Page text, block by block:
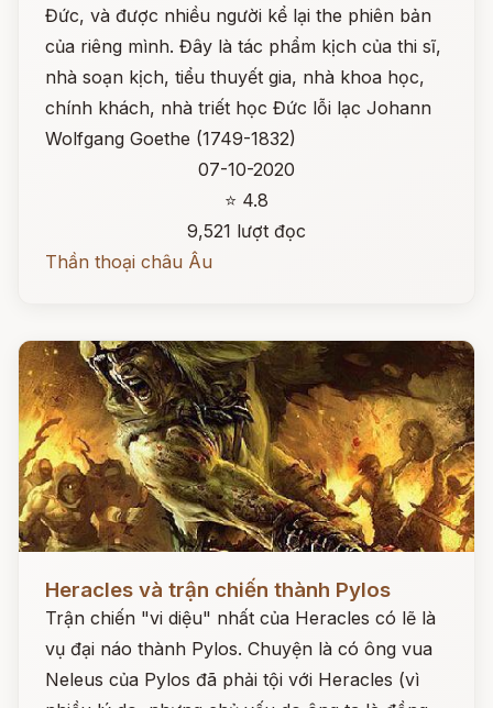
Đức, và được nhiều người kể lại the phiên bản
của riêng mình. Đây là tác phẩm kịch của thi sĩ,
nhà soạn kịch, tiểu thuyết gia, nhà khoa học,
chính khách, nhà triết học Đức lỗi lạc Johann
Wolfgang Goethe (1749-1832)
07-10-2020
⭐ 4.8
9,521 lượt đọc
Thần thoại châu Âu
Heracles và trận chiến thành Pylos
Trận chiến "vi diệu" nhất của Heracles có lẽ là
vụ đại náo thành Pylos. Chuyện là có ông vua
Neleus của Pylos đã phải tội với Heracles (vì